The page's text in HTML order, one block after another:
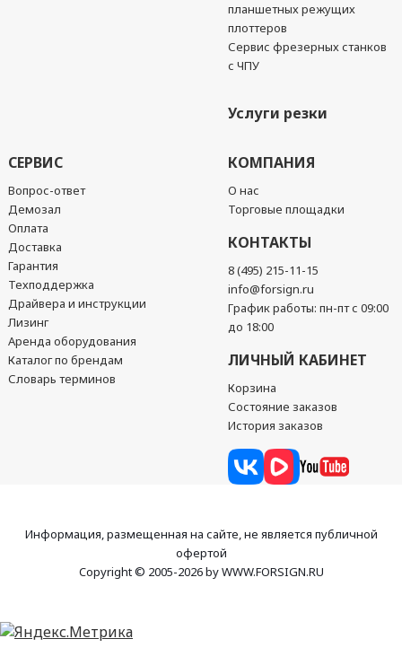
планшетных режущих
плоттеров
Сервис фрезерных станков
с ЧПУ
Услуги резки
СЕРВИС
Вопрос-ответ
Демозал
Оплата
Доставка
Гарантия
Техподдержка
Драйвера и инструкции
Лизинг
Аренда оборудования
Каталог по брендам
Словарь терминов
КОМПАНИЯ
О нас
Торговые площадки
КОНТАКТЫ
8 (495) 215-11-15
info@forsign.ru
График работы: пн-пт с 09:00
до 18:00
ЛИЧНЫЙ КАБИНЕТ
Корзина
Состояние заказов
История заказов
Информация, размещенная на сайте, не является публичной
офертой
Copyright © 2005-2026 by WWW.FORSIGN.RU